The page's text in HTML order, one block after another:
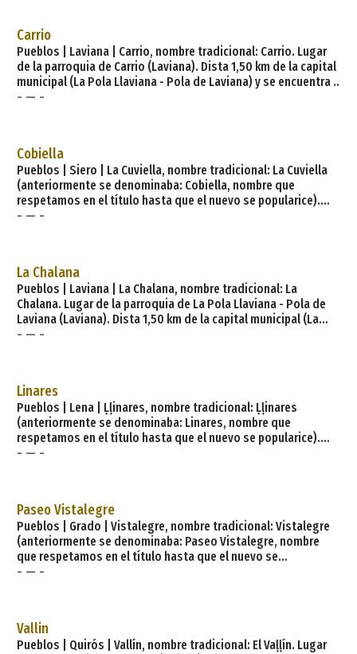
Carrio
Pueblos | Laviana | Carrio, nombre tradicional: Carrio. Lugar
de la parroquia de Carrio (Laviana). Dista 1,50 km de la capital
municipal (La Pola Llaviana - Pola de Laviana) y se encuentra a
una altitud de 290 m. Cuenta con 100 viviendas (la parroquia
Laviana, Llorío, Tiraña, Tol
- — -
Cobiella
Pueblos | Siero | La Cuviella, nombre tradicional: La Cuviella
(anteriormente se denominaba: Cobiella, nombre que
respetamos en el título hasta que el nuevo se popularice).
Lugar de la parroquia de Lieres (Siero). Dista 9,00 km de la
principales. El municipio de Siero tiene 29 parroquia
- — -
La Chalana
Pueblos | Laviana | La Chalana, nombre tradicional: La
Chalana. Lugar de la parroquia de La Pola Llaviana - Pola de
Laviana (Laviana). Dista 1,50 km de la capital municipal (La
Pola Llaviana - Pola de Laviana) y se encuentra a una altitud
El Condao, Entrialgo, La Pola Llaviana - Pola de Lavi
- — -
Linares
Pueblos | Lena | Ḷḷinares, nombre tradicional: Ḷḷinares
(anteriormente se denominaba: Linares, nombre que
respetamos en el título hasta que el nuevo se popularice).
Lugar de la parroquia de Congostinas (Lena). Dista 8,20 km
principales. El municipio de Lena tiene 24 parroquias: Cabezó
- — -
Paseo Vistalegre
Pueblos | Grado | Vistalegre, nombre tradicional: Vistalegre
(anteriormente se denominaba: Paseo Vistalegre, nombre
que respetamos en el título hasta que el nuevo se
popularice). Lugar de la parroquia de Castañéu (Grado). Dista
principales. El municipio de Grado tie
- — -
Vallin
Pueblos | Quirós | Vallín, nombre tradicional: El Vaḷḷín. Lugar